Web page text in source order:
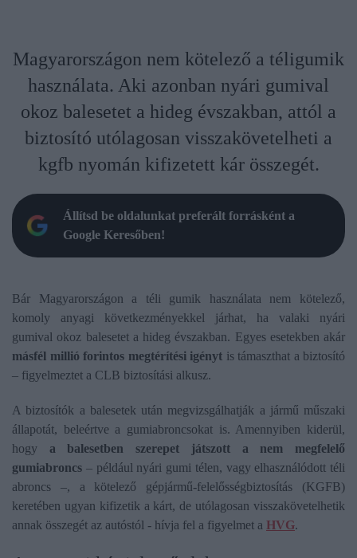
Magyarországon nem kötelező a téligumik
használata. Aki azonban nyári gumival
okoz balesetet a hideg évszakban, attól a
biztosító utólagosan visszakövetelheti a
kgfb nyomán kifizetett kár összegét.
Állítsd be oldalunkat preferált forrásként a
Google Keresőben!
Bár Magyarországon a téli gumik használata nem kötelező,
komoly anyagi következményekkel járhat, ha valaki nyári
gumival okoz balesetet a hideg évszakban. Egyes esetekben akár
másfél millió forintos megtérítési igényt is támaszthat a biztosító
– figyelmeztet a CLB biztosítási alkusz.
A biztosítók a balesetek után megvizsgálhatják a jármű műszaki
állapotát, beleértve a gumiabroncsokat is. Amennyiben kiderül,
hogy a balesetben szerepet játszott a nem megfelelő
gumiabroncs – például nyári gumi télen, vagy elhasználódott téli
abroncs –, a kötelező gépjármű-felelősségbiztosítás (KGFB)
keretében ugyan kifizetik a kárt, de utólagosan visszakövetelhetik
annak összegét az autóstól - hívja fel a figyelmet a HVG.